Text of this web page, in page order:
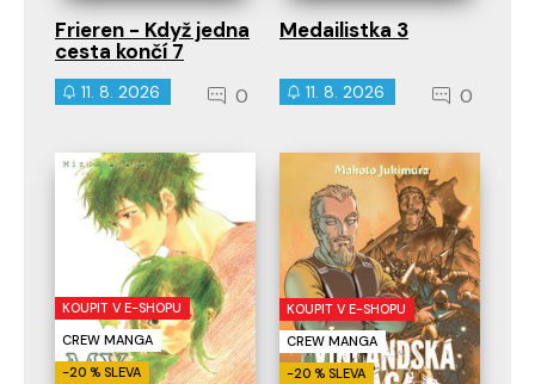
Frieren - Když jedna
cesta končí 7
11. 8. 2026 0
Medailistka 3
11. 8. 2026 0
KOUPIT V E-SHOPU
CREW MANGA
-20 % SLEVA
KOUPIT V E-SHOPU
CREW MANGA
-20 % SLEVA